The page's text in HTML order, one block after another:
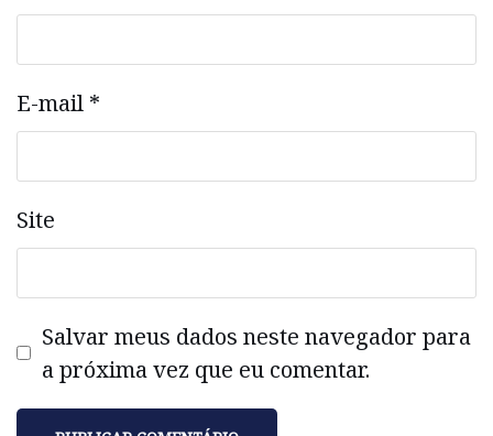
E-mail *
Site
Salvar meus dados neste navegador para
a próxima vez que eu comentar.